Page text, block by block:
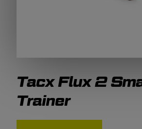
Tacx Flux 2
Trainer